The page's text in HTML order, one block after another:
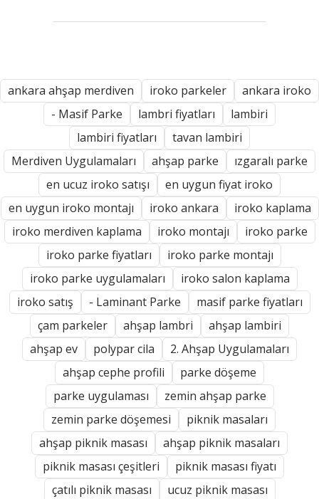
ankara ahşap merdiven iroko parkeler
ankara iroko
- Masif Parke
lambri fiyatları
lambiri
lambiri fiyatları
tavan lambiri
Merdiven Uygulamaları
ahşap parke
ızgaralı parke
en ucuz iroko satışı
en uygun fiyat iroko
en uygun iroko montajı
iroko ankara
iroko kaplama
iroko merdiven kaplama
iroko montajı
iroko parke
iroko parke fiyatları
iroko parke montajı
iroko parke uygulamaları
iroko salon kaplama
iroko satış
- Laminant Parke
masif parke fiyatları
çam parkeler
ahşap lambri
ahşap lambiri
ahşap ev
polypar cila
2. Ahşap Uygulamaları
ahşap cephe profili
parke döşeme
parke uygulaması
zemin ahşap parke
zemin parke döşemesi
piknik masaları
ahşap piknik masası
ahşap piknik masaları
piknik masası çeşitleri
piknik masası fiyatı
çatılı piknik masası
ucuz piknik masası